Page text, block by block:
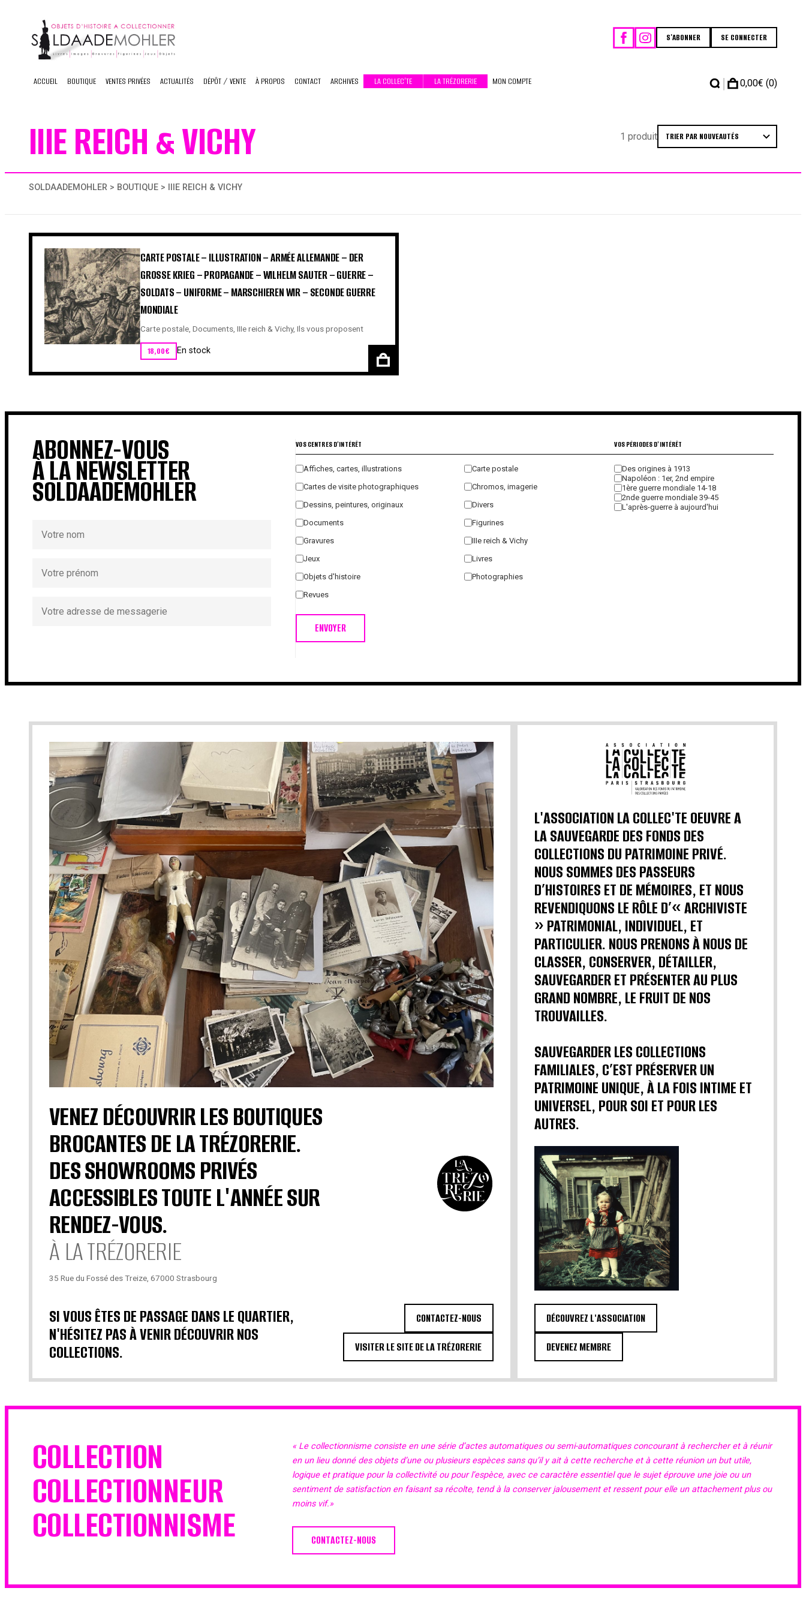
content
S'ABONNER SE CONNECTER
ACCUEIL BOUTIQUE VENTES PRIVÉES ACTUALITÉS DÉPÔT / VENTE À PROPOS CONTACT ARCHIVES LA COLLEC’TE LA TRÉZORERIE MON COMPTE | 0,00€ (0)
IIIE REICH & VICHY 1 produit
SOLDAADEMOHLER > BOUTIQUE > IIIE REICH & VICHY
CARTE POSTALE – ILLUSTRATION – ARMÉE ALLEMANDE – DER
GROSSE KRIEG – PROPAGANDE – WILHELM SAUTER – GUERRE –
SOLDATS – UNIFORME – MARSCHIEREN WIR – SECONDE GUERRE
MONDIALE
Carte postale Documents IIIe reich & Vichy, Ils vous proposent
18,00€ En stock
ABONNEZ-VOUS
À LA NEWSLETTER
SOLDAADEMOHLER
VOS CENTRES D'INTÉRÊT
Affiches, cartes, illustrations
Carte postale
Cartes de visite photographiques
Chromos, imagerie
Dessins, peintures, originaux
Divers
Documents
Figurines
Gravures
IIIe reich & Vichy
Jeux
Livres
Objets d'histoire
Photographies
Revues
ENVOYER
VOS PÉRIODES D'INTÉRÊT
Des origines à 1913
Napoléon : 1er, 2nd empire
1ère guerre mondiale 14-18
2nde guerre mondiale 39-45
L'après-guerre à aujourd'hui
VENEZ DÉCOUVRIR LES BOUTIQUES
BROCANTES DE LA TRÉZORERIE.
DES SHOWROOMS PRIVÉS
ACCESSIBLES TOUTE L'ANNÉE SUR
RENDEZ-VOUS.
À LA TRÉZORERIE
35 Rue du Fossé des Treize, 67000 Strasbourg
SI VOUS ÊTES DE PASSAGE DANS LE QUARTIER,
N'HÉSITEZ PAS À VENIR DÉCOUVRIR NOS
COLLECTIONS.
CONTACTEZ-NOUS
VISITER LE SITE DE LA TRÉZORERIE
L'ASSOCIATION LA COLLEC'TE OEUVRE A
LA SAUVEGARDE DES FONDS DES
COLLECTIONS DU PATRIMOINE PRIVÉ.
NOUS SOMMES DES PASSEURS
D’HISTOIRES ET DE MÉMOIRES, ET NOUS
REVENDIQUONS LE RÔLE D’« ARCHIVISTE
» PATRIMONIAL, INDIVIDUEL, ET
PARTICULIER. NOUS PRENONS À NOUS DE
CLASSER, CONSERVER, DÉTAILLER,
SAUVEGARDER ET PRÉSENTER AU PLUS
GRAND NOMBRE, LE FRUIT DE NOS
TROUVAILLES.
SAUVEGARDER LES COLLECTIONS
FAMILIALES, C’EST PRÉSERVER UN
PATRIMOINE UNIQUE, À LA FOIS INTIME ET
UNIVERSEL, POUR SOI ET POUR LES
AUTRES.
DÉCOUVREZ L'ASSOCIATION
DEVENEZ MEMBRE
COLLECTION
COLLECTIONNEUR
COLLECTIONNISME
« Le collectionnisme consiste en une série d’actes automatiques ou semi-automatiques concourant à rechercher et à réunir
en un lieu donné des objets d’une ou plusieurs espèces sans qu’il y ait à cette recherche et à cette réunion un but utile,
logique et pratique pour la collectivité ou pour l’espèce, avec ce caractère essentiel que le sujet éprouve une joie ou un
sentiment de satisfaction en faisant sa récolte, tend à la conserver jalousement et ressent pour elle un attachement plus ou
moins vif.»
CONTACTEZ-NOUS